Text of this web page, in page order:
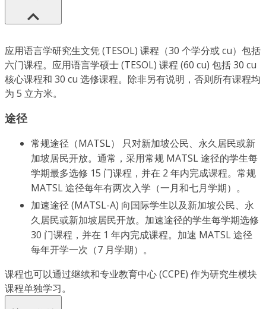
应用语言学研究生文凭 (TESOL) 课程（30 个学分或 cu）包括
六门课程。应用语言学硕士 (TESOL) 课程 (60 cu) 包括 30 cu
核心课程和 30 cu 选修课程。除非另有说明，否则所有课程均
为 5 立方米。
途径
常规途径（MATSL） 只对新加坡公民、永久居民或新
加坡居民开放。通常，采用常规 MATSL 途径的学生每
学期最多选修 15 门课程，并在 2 年内完成课程。常规
MATSL 途径每年有两次入学（一月和七月学期）。
加速途径 (MATSL-A) 向国际学生以及新加坡公民、永
久居民或新加坡居民开放。加速途径的学生每学期选修
30 门课程，并在 1 年内完成课程。加速 MATSL 途径
每年开学一次（7 月学期）。
课程也可以通过继续和专业教育中心 (CCPE) 作为研究生模块
课程单独学习。